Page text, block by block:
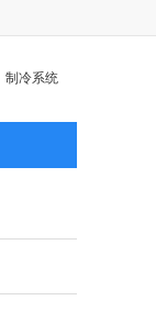
制冷系统